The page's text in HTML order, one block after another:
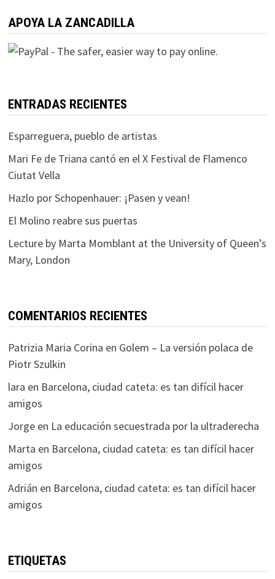
APOYA LA ZANCADILLA
ENTRADAS RECIENTES
Esparreguera, pueblo de artistas
Mari Fe de Triana cantó en el X Festival de Flamenco
Ciutat Vella
Hazlo por Schopenhauer: ¡Pasen y vean!
El Molino reabre sus puertas
Lecture by Marta Momblant at the University of Queen’s
Mary, London
COMENTARIOS RECIENTES
Patrizia Maria Corina en Golem – La versión polaca de
Piotr Szulkin
lara en Barcelona, ciudad cateta: es tan difícil hacer
amigos
Jorgeen La educación secuestrada por la ultraderecha
Marta en Barcelona, ciudad cateta: es tan difícil hacer
amigos
Adrián en Barcelona, ciudad cateta: es tan difícil hacer
amigos
ETIQUETAS